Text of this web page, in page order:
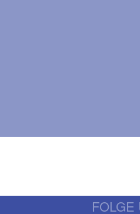
FOLGE